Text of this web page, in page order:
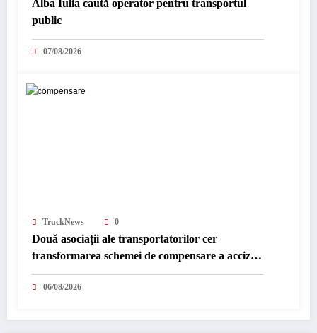
Alba Iulia caută operator pentru transportul
public
07/08/2026
TruckNews 0
Două asociații ale transportatorilor cer
transformarea schemei de compensare a accizei
în mecanism permanent
06/08/2026